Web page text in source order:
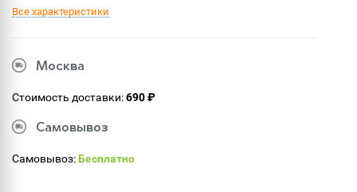
Все характеристики
Москва
Стоимость доставки:690 ₽
Самовывоз
Самовывоз:Бесплатно